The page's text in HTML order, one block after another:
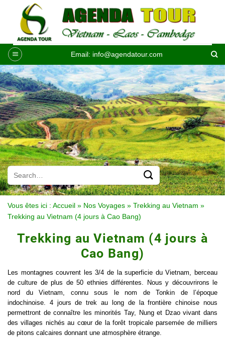
contenu
Email: info@agendatour.com
Vous êtes ici : Accueil » Nos Voyages » Trekking au Vietnam »
Trekking au Vietnam (4 jours à Cao Bang)
Trekking au Vietnam (4 jours à
Cao Bang)
Les montagnes couvrent les 3/4 de la superficie du Vietnam, berceau
de culture de plus de 50 ethnies différentes. Nous y découvrirons le
nord du Vietnam, connu sous le nom de Tonkin de l’époque
indochinoise. 4 jours de trek au long de la frontière chinoise nous
permettront de connaître les minorités Tay, Nung et Dzao vivant dans
des villages nichés au cœur de la forêt tropicale parsemée de milliers
de pitons calcaires donnant une atmosphère étrange.